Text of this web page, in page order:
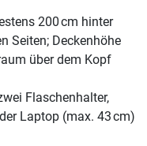
200 cm hinter
Seiten; Deckenhöhe
über dem Kopf
Flaschenhalter,
Laptop (max. 43 cm)